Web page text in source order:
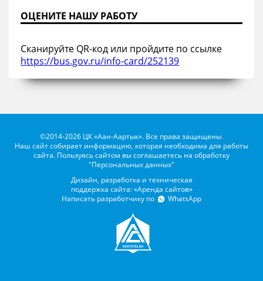
ОЦЕНИТЕ НАШУ РАБОТУ
Сканируйте QR-код или пройдите по ссылке
https://bus.gov.ru/info-card/252139
©2014-2026 ЦК «Аан-Аартык». Все права защищены.
Наш сайт собирает информацию, которая необходима для работы
сайта. Пользуясь сайтом вы соглашаетесь на обработку
"Персональных данных"
Дизайн, разработка и техническая
поддержка сайта: «Аренда сайтов»
Написать разработчику по
WhatsApp